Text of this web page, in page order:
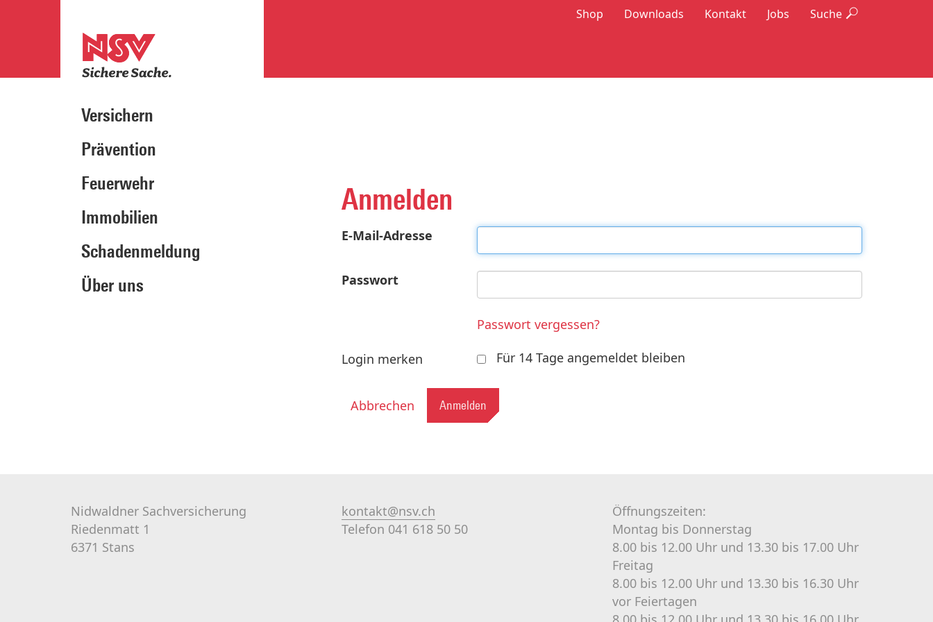
Shop Downloads Kontakt Jobs Suche
Versichern
Prävention
Feuerwehr
Immobilien
Schadenmeldung
Über uns
Anmelden
E-Mail-Adresse
Passwort
Passwort vergessen?
Login merken Für 14 Tage angemeldet bleiben
Abbrechen Anmelden
Nidwaldner Sachversicherung
Riedenmatt 1
6371 Stans
kontakt@nsv.ch
Telefon 041 618 50 50
Öffnungszeiten:
Montag bis Donnerstag
8.00 bis 12.00 Uhr und 13.30 bis 17.00 Uhr
Freitag
8.00 bis 12.00 Uhr und 13.30 bis 16.30 Uhr
vor Feiertagen